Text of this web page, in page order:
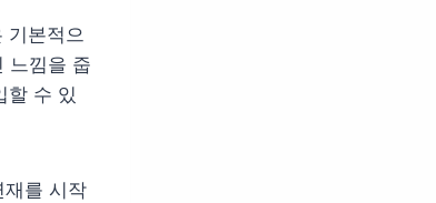
기본적으
느낌을 줍
할 수 있
를 시작